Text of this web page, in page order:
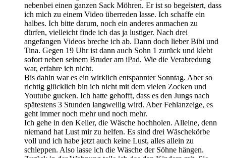
nebenbei einen ganzen Sack Möhren. Er ist so begeistert, dass
ich mich zu einem Video überreden lasse. Ich schaffe ein
halbes. Ich bitte darum, noch ein anderes anmachen zu
dürfen, vielleicht finde ich das ja lustiger. Nach drei
angefangen Videos breche ich ab. Dann doch lieber Bibi und
Tina. Gegen 19 Uhr ist dann auch Sohn 1 zurück und klebt
sofort neben seinem Bruder am iPad. Wie die Verabredung
war, erfahre ich nicht.
Bis dahin war es ein wirklich entspannter Sonntag. Aber so
richtig glücklich bin ich nicht mit dem vielen Zocken und
Youtube gucken. Ich hatte gehofft, dass es den Jungs nach
spätestens 3 Stunden langweilig wird. Aber Fehlanzeige, es
geht immer noch mehr und noch mehr.
Ich gehe in den Keller, die Wäsche hochholen. Alleine, denn
niemand hat Lust mir zu helfen. Es sind drei Wäschekörbe
voll und ich habe jetzt auch keine Lust, alles allein zu
schleppen. Also lasse ich die Wäsche der Söhne hängen.